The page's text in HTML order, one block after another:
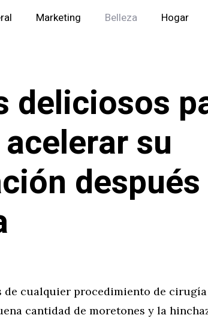
Marketing Belleza Hogar
deliciosos
su
de cualquier procedimiento de
cantidad de moretones y la